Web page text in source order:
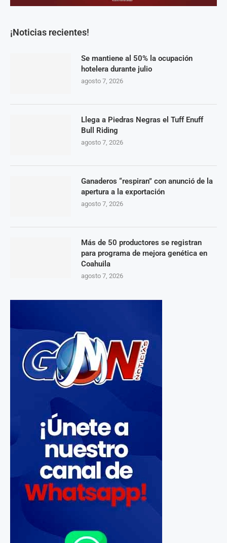
¡Noticias recientes!
Se mantiene al 50% la ocupación
hotelera durante julio
agosto 7, 2026
Llega a Piedras Negras el Tuff Enuff
Bull Riding
agosto 7, 2026
Ganaderos “respiran” con anunció de la
apertura a la exportación
agosto 7, 2026
Más de 50 productores se registran
para programa de mejora genética en
Coahuila
agosto 7, 2026